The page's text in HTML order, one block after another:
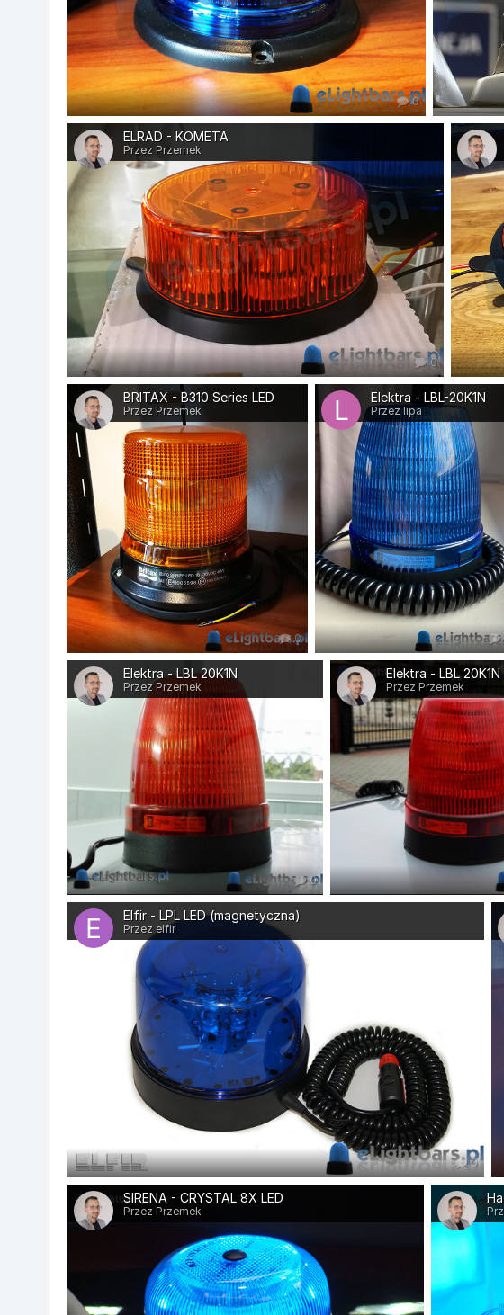
0
ELRAD - KOMETA
Przez Przemek
0
BRITAX - B310 Series LED
Przez Przemek
0
Elektra - LBL-20K1N
Przez lipa
Elektra - LBL 20K1N
Przez Przemek
0
Elektra - LBL 20K1N
Przez Przemek
Elfir - LPL LED (magnetyczna)
Przez elfir
0
SIRENA - CRYSTAL 8X LED
Przez Przemek